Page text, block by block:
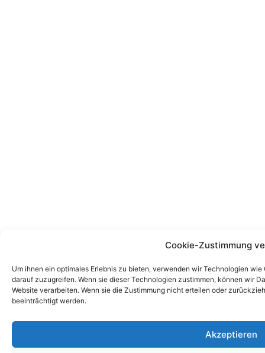
Cookie-Zustimmung
Um ihnen ein optimales Erlebnis zu bieten, verwenden wir Technologien
darauf zuzugreifen. Wenn sie dieser Technologien zustimmen, können wir
Website verarbeiten. Wenn sie die Zustimmung nicht erteilen oder
beeinträchtigt werden.
Akzeptieren